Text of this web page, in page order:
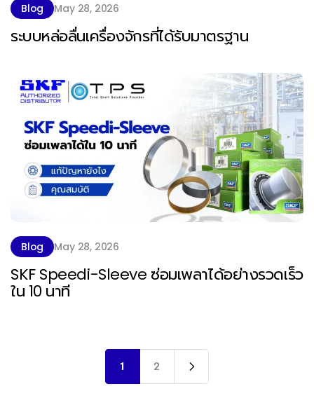
Blog May 28, 2026
ระบบหล่อลื่นเครื่องจักรที่ได้รับมาตรฐาน
Blog May 28, 2026
SKF Speedi-Sleeve ซ่อมเพลาได้อย่างรวดเร็ว
ใน 10 นาที
1 2